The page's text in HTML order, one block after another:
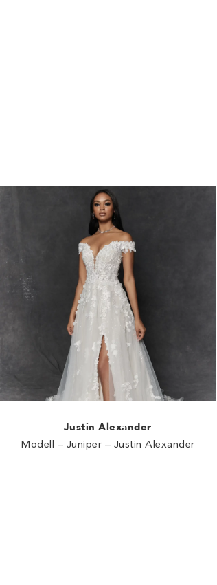
Justin Alexander
Modell – Juniper – Justin Alexander